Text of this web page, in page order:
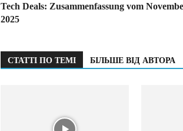
Tech Deals: Zusammenfassung vom
2025
СТАТТІ ПО ТЕМІ БІЛЬШЕ ВІД АВТОРА